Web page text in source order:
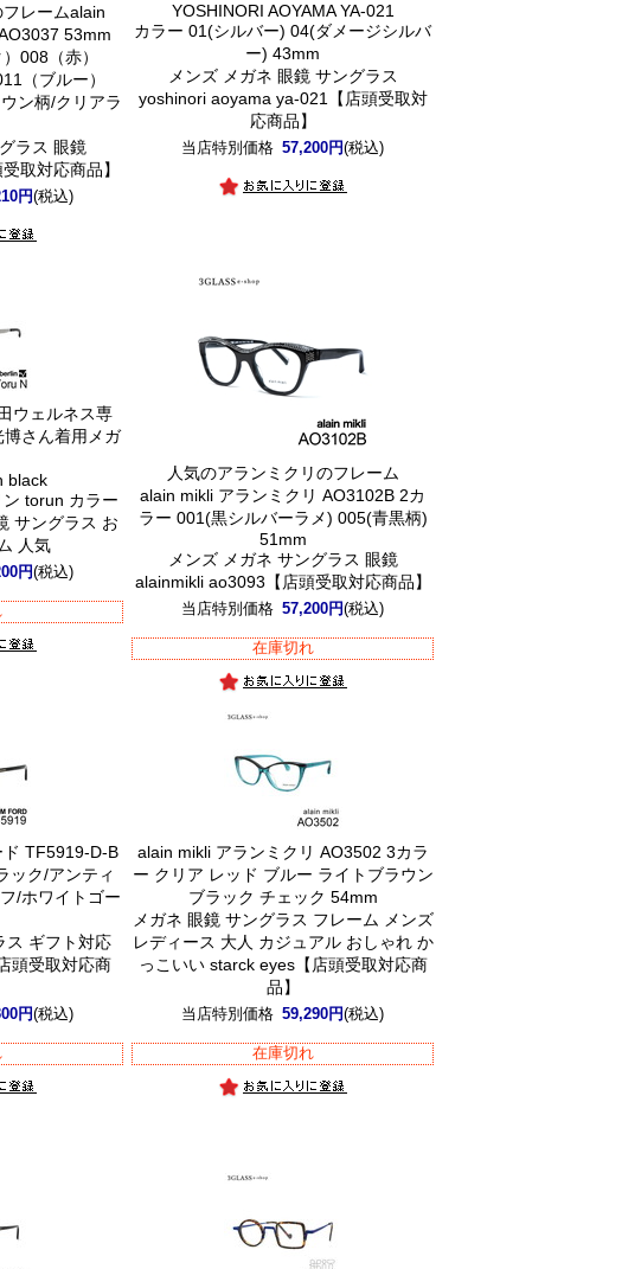
フレームalain
53mm
008（赤）
（ブルー）
ン柄/クリアラ
ラス 眼鏡
取対応商品】
円(税込)
YOSHINORI AOYAMA YA-021
カラー 01(シルバー) 04(ダメージシルバ
ー) 43mm
メンズ メガネ 眼鏡 サングラス
yoshinori aoyama ya-021【店頭受取対
応商品】
当店特別価格 57,200円(税込)
ウェルネス専
さん着用メガ
black
torun カラー
サングラス お
人気
円(税込)
人気のアランミクリのフレーム
alain mikli アランミクリ AO3102B 2カ
ラー 001(黒シルバーラメ) 005(青黒柄)
51mm
メンズ メガネ サングラス 眼鏡
alainmikli ao3093【店頭受取対応商品】
当店特別価格 57,200円(税込)
在庫切れ
TF5919-D-B
ック/アンティ
/ホワイトゴー
ス ギフト対応
頭受取対応商
円(税込)
alain mikli アランミクリ AO3502 3カラ
ー クリア レッド ブルー ライトブラウン
ブラック チェック 54mm
メガネ 眼鏡 サングラス フレーム メンズ
レディース 大人 カジュアル おしゃれ か
っこいい starck eyes【店頭受取対応商
品】
当店特別価格 59,290円(税込)
在庫切れ